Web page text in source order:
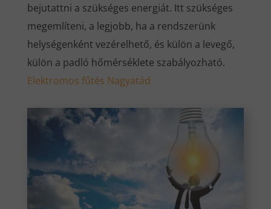
bejutattni a szükséges energiát. Itt szükséges
megemlíteni, a legjobb, ha a rendszerünk
helységenként vezérelhető, és külön a levegő,
külön a padló hőmérséklete szabályozható.
Elektromos fűtés Nagyatád